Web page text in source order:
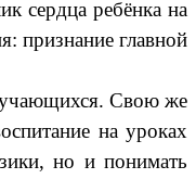
сердца ребёнка на
признание главной
Свою же
на уроках
но и понимать